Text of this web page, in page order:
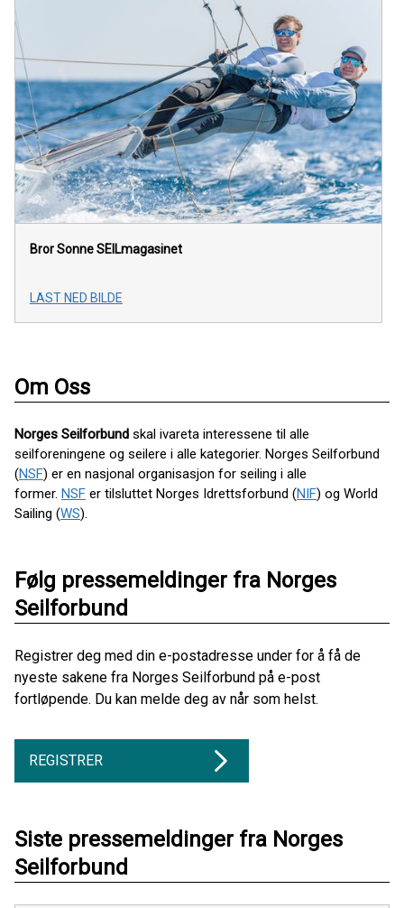
Bror SonneSEILmagasinet
LAST NED BILDE
Om Oss
Norges Seilforbund skal ivareta interessene til alle
seilforeningene og seilere i alle kategorier. Norges Seilforbund
(NSF) er en nasjonal organisasjon for seiling i alle
former. NSF er tilsluttet Norges Idrettsforbund (NIF) og World
Sailing (WS).
Følg pressemeldinger fra Norges
Seilforbund
Registrer deg med din e-postadresse under for å få de
nyeste sakene fra Norges Seilforbund på e-post
fortløpende. Du kan melde deg av når som helst.
REGISTRER
Siste pressemeldinger fra Norges
Seilforbund